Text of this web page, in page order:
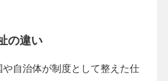
の違い
や自治体が制度として整えた仕